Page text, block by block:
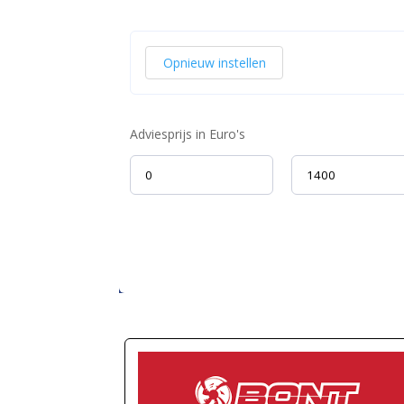
Opnieuw instellen
Adviesprijs in Euro's